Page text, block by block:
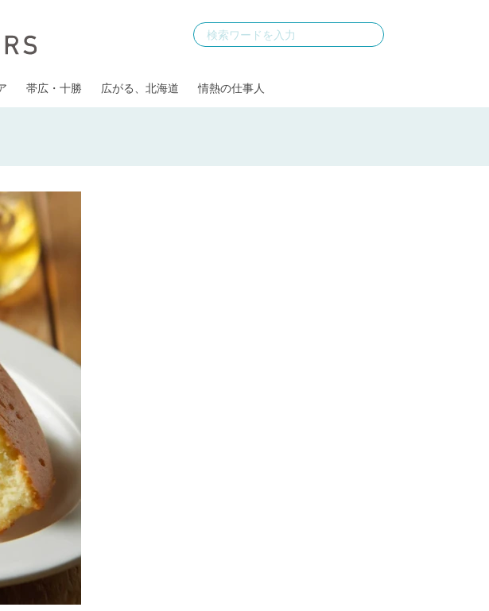
帯広・十勝 広がる、北海道 情熱の仕事人